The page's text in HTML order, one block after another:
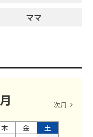
ママ
月 次月
木 金
土